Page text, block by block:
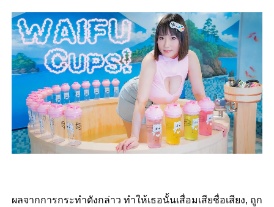
ผลจากการกระทำดังกล่าว ทำให้เธอนั้นเสื่อมเสียชื่อเสียง, ถูก